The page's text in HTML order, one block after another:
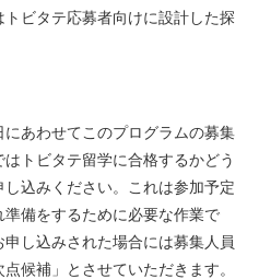
ビタテ応募者向けに設計した探
にあわせてこのプログラムの募集
トビタテ留学に合格するかどう
込みください。これは参加予定
備をするために必要な作業で
し込みされた場合には募集人員
候補」とさせていただきます。